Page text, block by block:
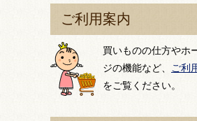
ご利用案内
買いものの仕方やホ
ジの機能など、
ご利
をご覧ください。